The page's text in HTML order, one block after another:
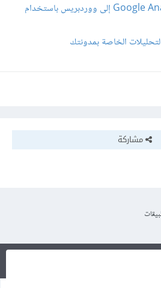
كيفية إضافة Google Analytics إلى ووردبريس باستخدام
الخاصة بمدونتك
مشاركة